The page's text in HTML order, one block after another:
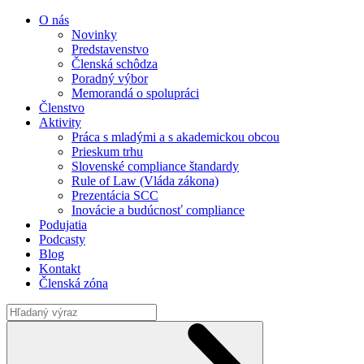
O nás
Novinky
Predstavenstvo
Členská schôdza
Poradný výbor
Memorandá o spolupráci
Členstvo
Aktivity
Práca s mladými a s akademickou obcou
Prieskum trhu
Slovenské compliance štandardy
Rule of Law (Vláda zákona)
Prezentácia SCC
Inovácie a budúcnosť compliance
Podujatia
Podcasty
Blog
Kontakt
Členská zóna